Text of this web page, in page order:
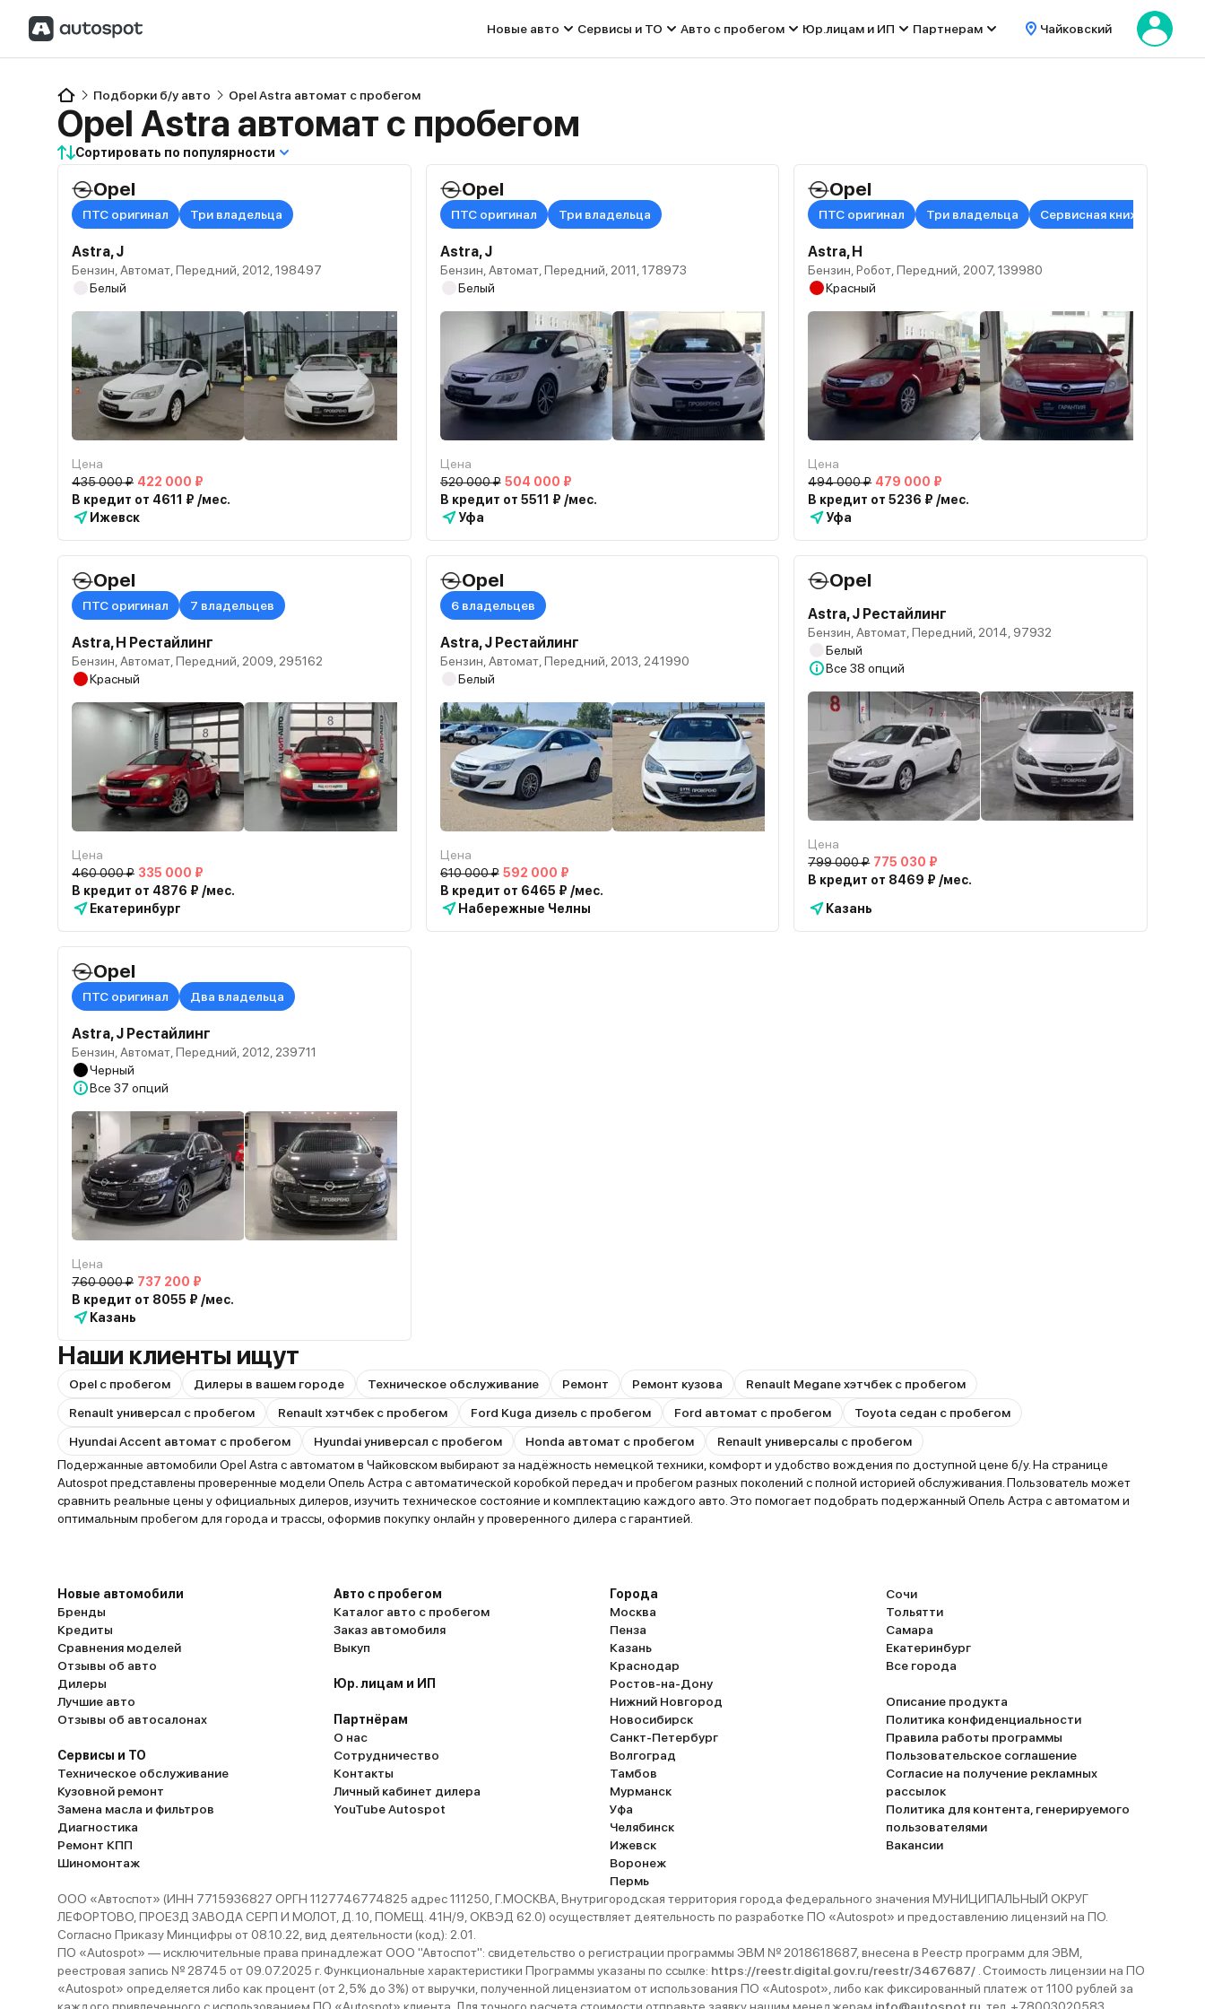
Новые авто Сервисы и ТО Авто с пробегом Юр.лицам и ИП Партнерам Чайковский
Подборки б/у авто Opel Astra автомат с пробегом
Opel Astra автомат с пробегом
Сортировать по популярности
Opel
ПТС оригинал Три владельца
Astra, J
Бензин, Автомат, Передний, 2012, 198497
Белый
Цена
435 000 ₽ 422 000 ₽
В кредит от 4611 ₽ /мес.
Ижевск
Opel
ПТС оригинал Три владельца
Astra, J
Бензин, Автомат, Передний, 2011, 178973
Белый
Цена
520 000 ₽ 504 000 ₽
В кредит от 5511 ₽ /мес.
Уфа
Opel
ПТС оригинал Три владельца Сервисная книжка в
Astra, H
Бензин, Робот, Передний, 2007, 139980
Красный
Цена
494 000 ₽ 479 000 ₽
В кредит от 5236 ₽ /мес.
Уфа
Opel
ПТС оригинал 7 владельцев
Astra, H Рестайлинг
Бензин, Автомат, Передний, 2009, 295162
Красный
Цена
460 000 ₽ 335 000 ₽
В кредит от 4876 ₽ /мес.
Екатеринбург
Opel
6 владельцев
Astra, J Рестайлинг
Бензин, Автомат, Передний, 2013, 241990
Белый
Цена
610 000 ₽ 592 000 ₽
В кредит от 6465 ₽ /мес.
Набережные Челны
Opel
Astra, J Рестайлинг
Бензин, Автомат, Передний, 2014, 97932
Белый
Все38 опций
Цена
799 000 ₽ 775 030 ₽
В кредит от 8469 ₽ /мес.
Казань
Opel
ПТС оригинал Два владельца
Astra, J Рестайлинг
Бензин, Автомат, Передний, 2012, 239711
Черный
Все 37 опций
Цена
760 000 ₽ 737 200 ₽
В кредит от 8055 ₽ /мес.
Казань
Наши клиенты ищут
Opel с пробегом Дилеры в вашем городе Техническое обслуживание Ремонт Ремонт кузова
Renault Megane хэтчбек с пробегом
Renault универсал с пробегом
Renault хэтчбек с пробегом Ford Kuga дизель с пробегом Ford автомат с пробегом
Toyota седан с пробегом
Hyundai Accent автомат с пробегом
Hyundai универсал с пробегом Honda автомат с пробегом
Renault универсалы с пробегом
Подержанные автомобили Opel Astra с автоматом в Чайковском выбирают за надёжность немецкой техники, комфорт и удобство вождения по доступной цене б/у. На странице
Autospot представлены проверенные модели Опель Астра с автоматической коробкой передач и пробегом разных поколений с полной историей обслуживания. Пользователь может
сравнить реальные цены у официальных дилеров, изучить техническое состояние и комплектацию каждого авто. Это помогает подобрать подержанный Опель Астра с автоматом и
оптимальным пробегом для города и трассы, оформив покупку онлайн у проверенного дилера с гарантией.
Новые автомобили
Бренды
Кредиты
Сравнения моделей
Отзывы об авто
Дилеры
Лучшие авто
Отзывы об автосалонах
Сервисы и ТО
Техническое обслуживание
Кузовной ремонт
Замена масла и фильтров
Диагностика
Ремонт КПП
Шиномонтаж
Авто с пробегом
Каталог авто с пробегом
Заказ автомобиля
Выкуп
Юр. лицам и ИП
Партнёрам
О нас
Сотрудничество
Контакты
Личный кабинет дилера
YouTube Autospot
Города
Москва
Пенза
Казань
Краснодар
Ростов-на-Дону
Нижний Новгород
Новосибирск
Санкт-Петербург
Волгоград
Тамбов
Мурманск
Уфа
Челябинск
Ижевск
Воронеж
Пермь
Сочи
Тольятти
Самара
Екатеринбург
Все города
Описание продукта
Политика конфиденциальности
Правила работы программы
Пользовательское соглашение
Согласие на получение рекламных
рассылок
Политика для контента, генерируемого
пользователями
Вакансии
ООО «Автоспот» (ИНН 7715936827 ОРГН 1127746774825 адрес 111250, Г.МОСКВА, Внутригородская территория города федерального значения МУНИЦИПАЛЬНЫЙ ОКРУГ
ЛЕФОРТОВО, ПРОЕЗД ЗАВОДА СЕРП И МОЛОТ, Д. 10, ПОМЕЩ. 41Н/9, ОКВЭД 62.0) осуществляет деятельность по разработке ПО «Autospot» и предоставлению лицензий на ПО.
Согласно Приказу Минцифры от 08.10.22, вид деятельности (код): 2.01.
ПО «Autospot» — исключительные права принадлежат ООО "Автоспот": свидетельство о регистрации программы ЭВМ № 2018618687, внесена в Реестр программ для ЭВМ,
реестровая запись № 28745 от 09.07.2025 г. Функциональные характеристики Программы указаны по ссылке: https://reestr.digital.gov.ru/reestr/3467687/ . Стоимость лицензии на ПО
«Autospot» определяется либо как процент (от 2,5% до 3%) от выручки, полученной лицензиатом от использования ПО «Autospot», либо как фиксированный платеж от 1100 рублей за